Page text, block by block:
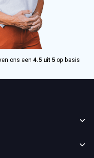
ons een 4.5 uit 5 op basis